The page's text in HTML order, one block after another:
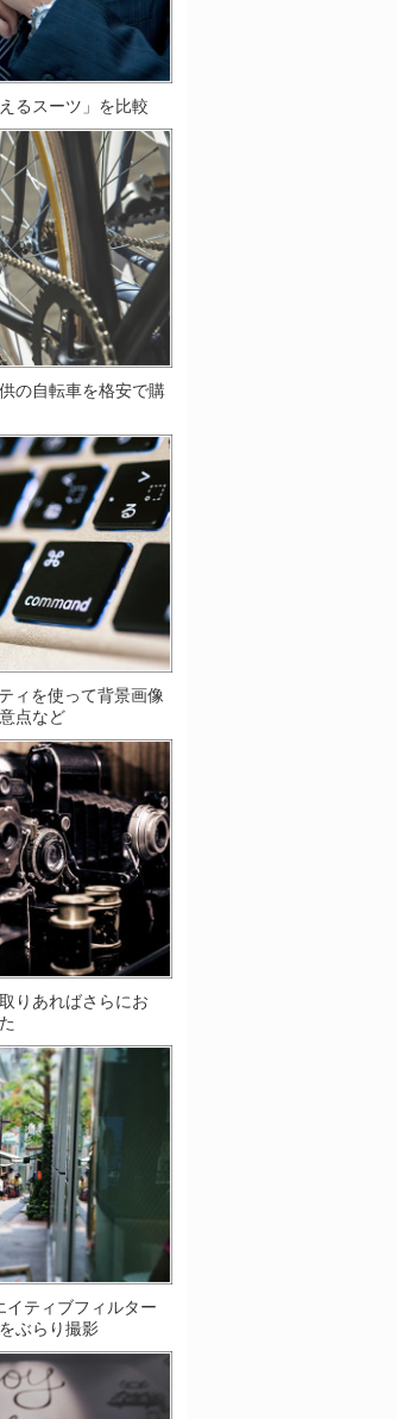
るスーツ」を比較
の自転車を格安で購
ィを使って背景画像
点など
りあればさらにお
ティブフィルター
ぶらり撮影